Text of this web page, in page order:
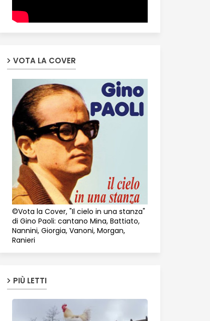
VOTA LA COVER
©Vota la Cover, "Il cielo in una stanza"
di Gino Paoli: cantano Mina, Battiato,
Nannini, Giorgia, Vanoni, Morgan,
Ranieri
PIÙ LETTI